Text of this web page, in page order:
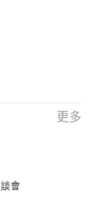
更多
會